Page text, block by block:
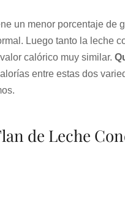
un menor porcentaje de
Luego tanto la leche
calórico muy similar.
entre estas dos
de Leche